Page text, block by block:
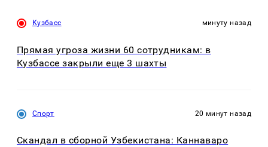
Кузбасс минуту назад
Прямая угроза жизни 60 сотрудникам: в
Кузбассе закрыли еще 3 шахты
Спорт 20 минут назад
Скандал в сборной Узбекистана: Каннаваро